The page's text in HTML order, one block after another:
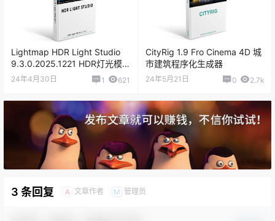
Lightmap HDR Light Studio
9.3.0.2025.1221 HDR灯光模
拟软件
24年4月30日 1 621
CityRig 1.9 Fro Cinema 4D 城
市建筑程序化生成器
24年5月21日 0 2.7k
3 条回复 A 文章作者 M 管理员